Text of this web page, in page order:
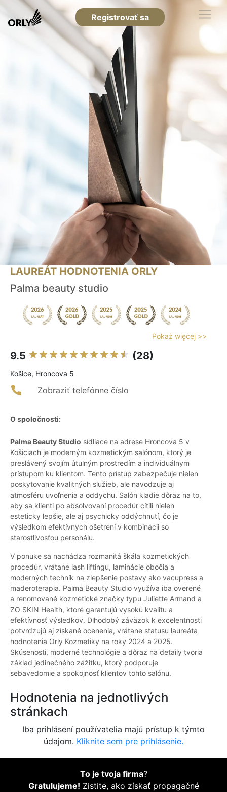
Registrovať sa
LAUREÁT HODNOTENIA ORLY
Palma beauty studio
Pokaż więcej >>
9.5 (28)
Košice, Hroncova 5
Zobraziť telefónne číslo
O spoločnosti:
Palma Beauty Studio sídliace na adrese Hroncova 5 v
Košiciach je moderným kozmetickým salónom, ktorý je
preslávený svojím útulným prostredím a individuálnym
prístupom ku klientom. Tento prístup zabezpečuje nielen
poskytovanie kvalitných služieb, ale navodzuje aj
atmosféru uvoľnenia a oddychu. Salón kladie dôraz na to,
aby sa klienti po absolvovaní procedúr cítili nielen
esteticky lepšie, ale aj psychicky oddýchnutí, čo je
výsledkom efektívnych ošetrení v kombinácii so
starostlivosťou personálu.
V ponuke sa nachádza rozmanitá škála kozmetických
procedúr, vrátane lash liftingu, laminácie obočia a
moderných techník na zlepšenie postavy ako vacupress a
maderoterapia. Palma Beauty Studio využíva iba overené
a renomované kozmetické značky typu Juliette Armand a
ZO SKIN Health, ktoré garantujú vysokú kvalitu a
efektívnosť výsledkov. Dlhodobý záväzok k excelentnosti
potvrdzujú aj získané ocenenia, vrátane statusu laureáta
hodnotenia Orly Kozmetiky na roky 2024 a 2025.
Skúsenosti, moderné technológie a dôraz na detaily tvoria
základ jedinečného zážitku, ktorý podporuje
sebavedomie a spokojnosť klientov tohto salónu.
Hodnotenia na jednotlivých
stránkach
Iba prihlásení používatelia majú prístup k týmto
údajom. Kliknite sem pre prihlásenie.
To je tvoja firma?
Gratulujeme! Zistite, ako získať propagačné